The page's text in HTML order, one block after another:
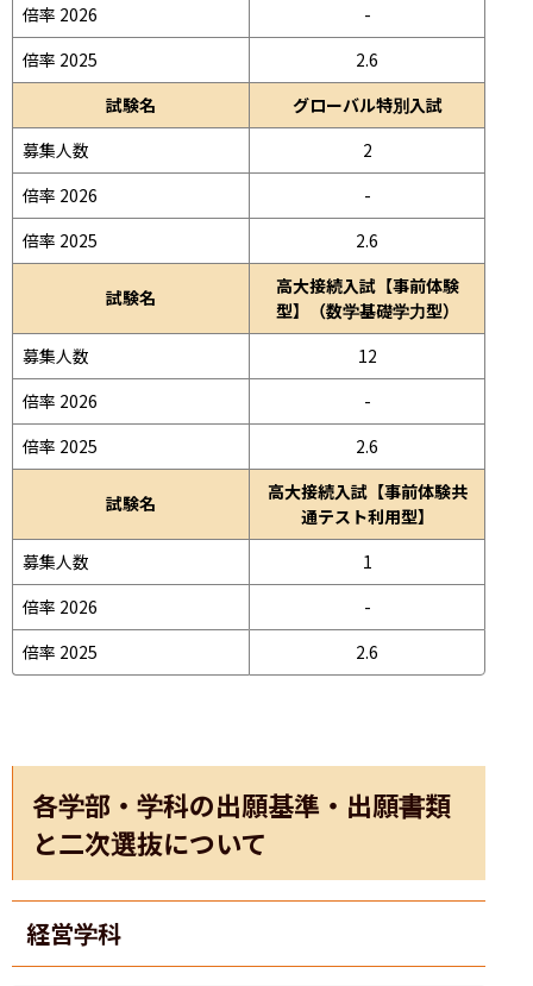
倍率 2026
-
倍率 2025
2.6
試験名
グローバル特別入試
募集人数
2
倍率 2026
-
倍率 2025
2.6
試験名
高大接続入試【事前体験
型】（数学基礎学力型）
募集人数
12
倍率 2026
-
倍率 2025
2.6
試験名
高大接続入試【事前体験共
通テスト利用型】
募集人数
1
倍率 2026
-
倍率 2025
2.6
各学部・学科の出願基準・出願書類
と二次選抜について
経営学科